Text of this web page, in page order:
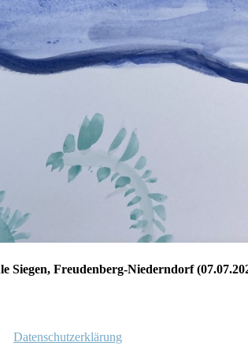
Siegen, Freudenberg-Niederndorf
Datenschutzerklärung